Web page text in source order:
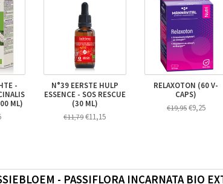
-
ML)
N°39 EERSTE HULP
ESSENCE - SOS RESCUE
(30 ML)
€11,79€11,15
RELAXOTON (60 V-
CAPS)
€19,95€9,25
- PASSIFLORA INCARNATA BIO